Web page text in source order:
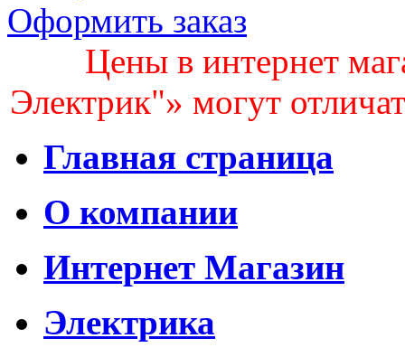
Оформить заказ
Цены в интернет
Электрик"» могут
Главная страница
О компании
Интернет Магазин
Электрика